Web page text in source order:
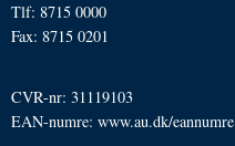
Tlf: 8715 0000
Fax: 8715 0201
CVR-nr: 31119103
EAN-numre: www.au.dk/eannumre